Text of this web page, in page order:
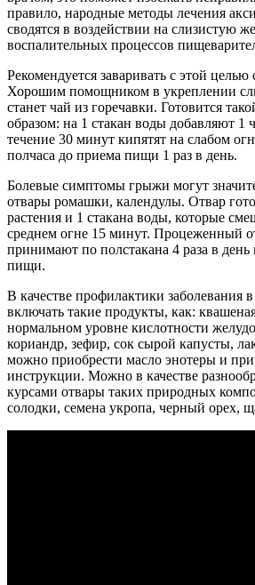
правило, народные методы лечения
сводятся в воздействии на слизистую
воспалительных процессов
Рекомендуется заваривать с этой целью
Хорошим помощником в укреплении
станет чай из горечавки. Готовится
образом: на 1 стакан воды добавляют 1
течение 30 минут кипятят на слабом
полчаса до приема пищи 1 раз в день.
Болевые симптомы грыжи могут
отвары ромашки, календулы. Отвар
растения и 1 стакана воды, которые
среднем огне 15 минут. Процеженный
принимают по полстакана 4 раза в
пищи.
В качестве профилактики заболевания
включать такие продукты, как:
нормальном уровне кислотности
кориандр, зефир, сок сырой капусты,
можно приобрести масло энотеры и
инструкции. Можно в качестве
курсами отвары таких природных
солодки, семена укропа, черный орех,